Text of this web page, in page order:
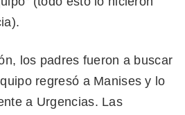
los padres fueron a buscar
regresó a Manises y lo
a Urgencias. Las